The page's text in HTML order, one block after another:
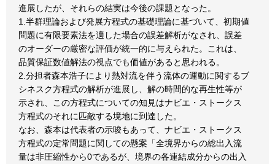
進展したが、それらの結実は今後の課題となった。
1.半群理論および発展方程式の基礎理論に基づいて、初期値
問題に有限要素法を適した場合の誤差解析がなされ、誤差
のオーダーの厳密な評価が統一的に与えられた。これは、
品質保証数値解法の視点でも価値があると思われる。
2.分担者森本浩子により熱対流を伴う流体の運動に関するブ
シネスク方程式の解析が進展し、解の時間的な再生性等が
示され、この方程式についての知見はナビエ・ストークス
方程式のそれに匹敵する境地に到達した。
なお、森本は代表者の示唆もあって、ナビエ・ストークス
方程式の定常問題に関しての懸案「全境界からの総出入流
量は非圧縮性から0であるが、境界の各連結成分からの出入